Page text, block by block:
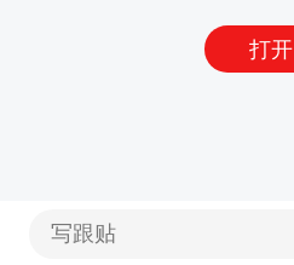
打开
写跟贴